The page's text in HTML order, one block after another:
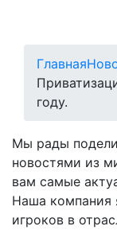
Главная
году.
Мы рады
новостями из
вам самые
Наша компания
игроков в